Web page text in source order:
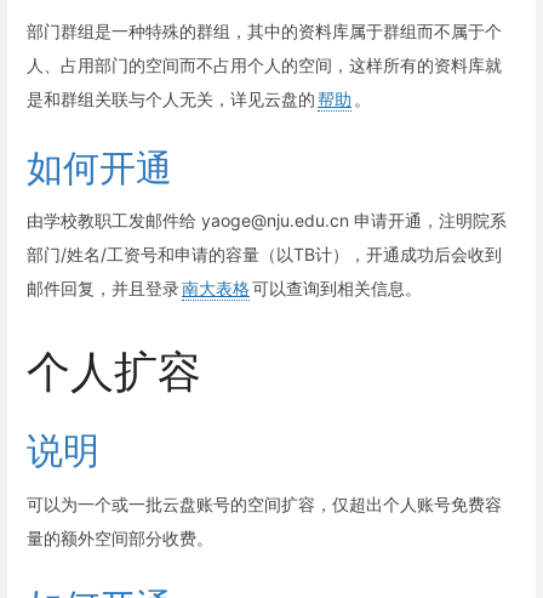
部门群组是一种特殊的群组，其中的资料库属于群组而不属于个
人、占用部门的空间而不占用个人的空间，这样所有的资料库就
是和群组关联与个人无关，详见云盘的帮助 。
如何开通
由学校教职工发邮件给 yaoge@nju.edu.cn 申请开通，注明院系
部门/姓名/工资号和申请的容量（以TB计），开通成功后会收到
邮件回复，并且登录南大表格可以查询到相关信息。
个人扩容
说明
可以为一个或一批云盘账号的空间扩容，仅超出个人账号免费容
量的额外空间部分收费。